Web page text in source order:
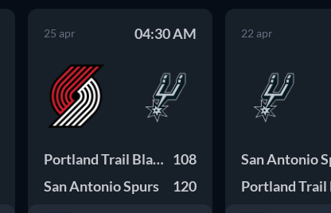
25 apr 04:30 AM
Portland Trail Blazers 108
San Antonio Spurs
120
22 apr
San Antonio